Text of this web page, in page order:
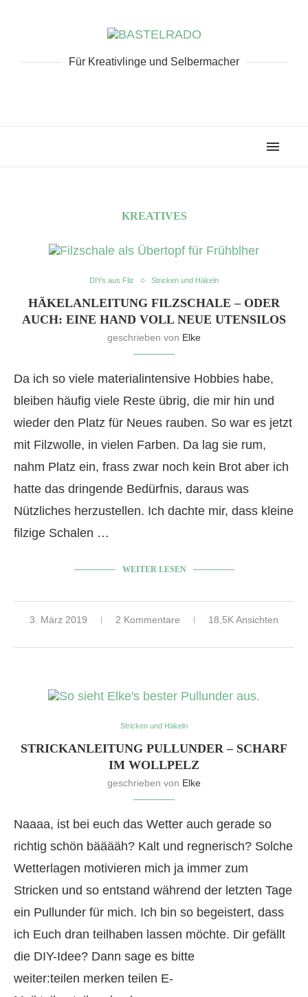
Für Kreativlinge und Selbermacher
KREATIVES
DIYs aus Filz Stricken und Häkeln
HÄKELANLEITUNG FILZSCHALE – ODER
AUCH: EINE HAND VOLL NEUE UTENSILOS
geschrieben von Elke
Da ich so viele materialintensive Hobbies habe,
bleiben häufig viele Reste übrig, die mir hin und
wieder den Platz für Neues rauben. So war es jetzt
mit Filzwolle, in vielen Farben. Da lag sie rum,
nahm Platz ein, frass zwar noch kein Brot aber ich
hatte das dringende Bedürfnis, daraus was
Nützliches herzustellen. Ich dachte mir, dass kleine
filzige Schalen …
WEITER LESEN
3. März 2019 2 Kommentare 18,5K Ansichten
Stricken und Häkeln
STRICKANLEITUNG PULLUNDER – SCHARF
IM WOLLPELZ
geschrieben von Elke
Naaaa, ist bei euch das Wetter auch gerade so
richtig schön bääääh? Kalt und regnerisch? Solche
Wetterlagen motivieren mich ja immer zum
Stricken und so entstand während der letzten Tage
ein Pullunder für mich. Ich bin so begeistert, dass
ich Euch dran teilhaben lassen möchte. Dir gefällt
die DIY-Idee? Dann sage es bitte
weiter:teilen merken teilen E-